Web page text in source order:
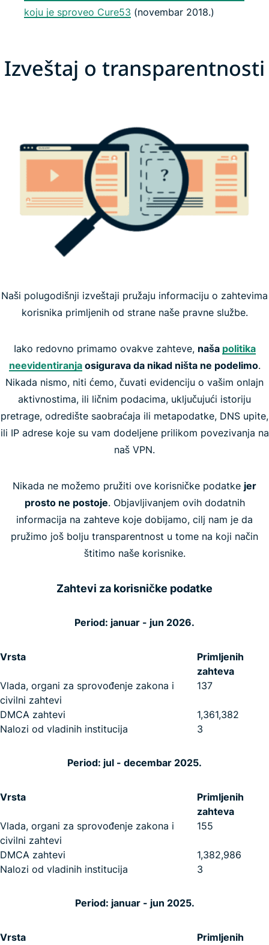
koju je sproveo Cure53 (novembar 2018.)
Izveštaj o transparentnosti
Naši polugodišnji izveštaji pružaju informaciju o zahtevima
korisnika primljenih od strane naše pravne službe.
Iako redovno primamo ovakve zahteve, naša politika
neevidentiranjaosigurava da nikad ništa ne podelimo.
Nikada nismo, niti ćemo, čuvati evidenciju o vašim onlajn
aktivnostima, ili ličnim podacima, uključujući istoriju
pretrage, odredište saobraćaja ili metapodatke, DNS upite,
ili IP adrese koje su vam dodeljene prilikom povezivanja na
naš VPN.
Nikada ne možemo pružiti ove korisničke podatke jer
prosto ne postoje. Objavljivanjem ovih dodatnih
informacija na zahteve koje dobijamo, cilj nam je da
pružimo još bolju transparentnost u tome na koji način
štitimo naše korisnike.
Zahtevi za korisničke podatke
Period: januar - jun 2026.
Vrsta
Primljenih
zahteva
Vlada, organi za sprovođenje zakona i
civilni zahtevi
137
DMCA zahtevi
1,361,382
Nalozi od vladinih institucija
3
Period: jul - decembar 2025.
Vrsta
Primljenih
zahteva
Vlada, organi za sprovođenje zakona i
civilni zahtevi
155
DMCA zahtevi
1,382,986
Nalozi od vladinih institucija
3
Period: januar - jun 2025.
Vrsta
Primljenih